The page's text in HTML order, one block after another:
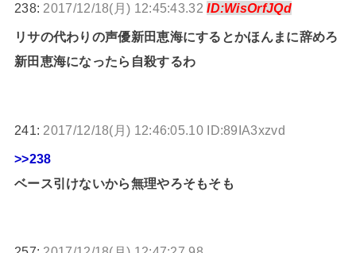
238: 2017/12/18(月) 12:45:43.32ID:WisOrfJQd
リサの代わりの声優新田恵海にするとかほんまに辞めろ
新田恵海になったら自殺するわ
241: 2017/12/18(月) 12:46:05.10 ID:89IA3xzvd
>>238
ベース引けないから無理やろそもそも